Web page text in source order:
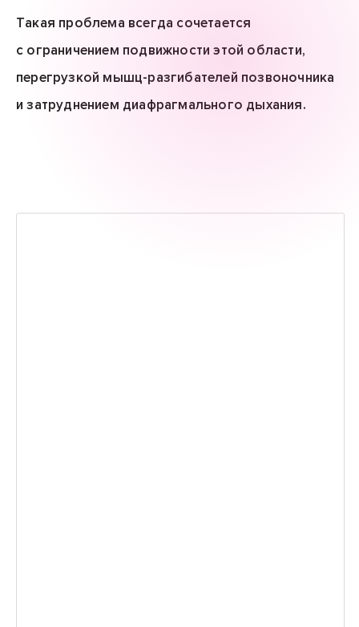
Такая проблема всегда сочетается
с ограничением подвижности этой области,
перегрузкой мышц-разгибателей позвоночника
и затруднением диафрагмального дыхания.